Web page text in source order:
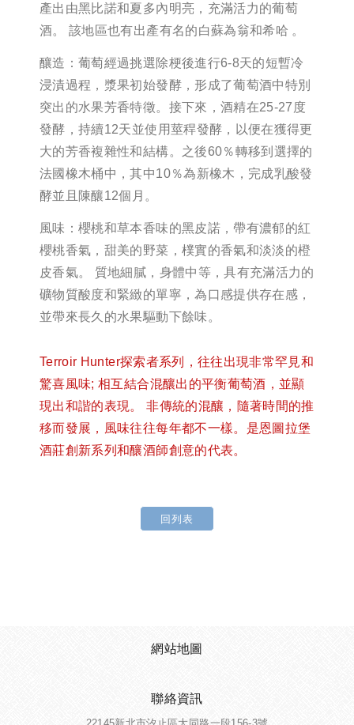
產出由黑比諾和夏多內明亮，充滿活力的葡萄
酒。 該地區也有出產有名的白蘇為翁和希哈 。
釀造：葡萄經過挑選除梗後進行6-8天的短暫冷
浸漬過程，漿果初始發酵，形成了葡萄酒中特別
突出的水果芳香特徵。接下來，酒精在25-27度
發酵，持續12天並使用莖稈發酵，以便在獲得更
大的芳香複雜性和結構。之後60％轉移到選擇的
法國橡木桶中，其中10％為新橡木，完成乳酸發
酵並且陳釀12個月。
風味：櫻桃和草本香味的黑皮諾，帶有濃郁的紅
櫻桃香氣，甜美的野菜，樸實的香氣和淡淡的橙
皮香氣。 質地細膩，身體中等，具有充滿活力的
礦物質酸度和緊緻的單寧，為口感提供存在感，
並帶來長久的水果驅動下餘味。
Terroir Hunter探索者系列，往往出現非常罕見和
驚喜風味; 相互結合混釀出的平衡葡萄酒，並顯
現出和諧的表現。 非傳統的混釀，隨著時間的推
移而發展，風味往往每年都不一樣。 是恩圖拉堡
酒莊創新系列和釀酒師創意的代表。
回列表
網站地圖
聯絡資訊